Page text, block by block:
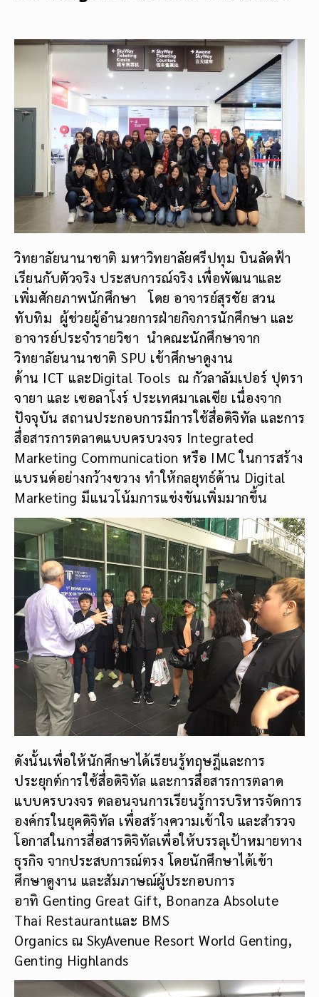
วิทยาลัยนานาชาติ มหาวิทยาลัยศรีปทุม บินลัดฟ้า
เรียนกับตัวจริง ประสบการณ์จริง เพื่อพัฒนาและ
เพิ่มศักยภาพนักศึกษา โดย อาจารย์สุรชัย สวน
ทับทิม ผู้ช่วยผู้อำนวยการฝ่ายกิจการนักศึกษา และ
อาจารย์ประจำรายวิชา นำคณะนักศึกษาจาก
วิทยาลัยนานาชาติ SPU เข้าศึกษาดูงาน
ด้าน ICT และDigital Tools ณ กัวลาลัมเปอร์ ปุตรา
จายา และ เซอลาโงร์ ประเทศมาเลเซีย เนื่องจาก
ปัจจุบัน สถานประกอบการมีการใช้สื่อดิจิทัล และการ
สื่อสารการตลาดแบบครบวงจร Integrated
Marketing Communication หรือ IMC ในการสร้าง
แบรนด์อย่างกว้างขวาง ทำให้กลยุทธ์ด้าน Digital
Marketing มีแนวโน้มการแข่งขันเพิ่มมากขึ้น
ดังนั้นเพื่อให้นักศึกษาได้เรียนรู้ทฤษฎีและการ
ประยุกต์การใช้สื่อดิจิทัล และการสื่อสารการตลาด
แบบครบวงจร ตลอนจนการเรียนรู้การบริหารจัดการ
องค์กรในยุคดิจิทัล เพื่อสร้างความเข้าใจ และสำรวจ
โอกาสในการสื่อสารดิจิทัลเพื่อให้บรรลุเป้าหมายทาง
ธุรกิจ จากประสบการณ์ตรง โดยนักศึกษาได้เข้า
ศึกษาดูงาน และสัมภาษณ์ผู้ประกอบการ
อาทิ Genting Great Gift, Bonanza Absolute
Thai Restaurantและ BMS
Organics ณ SkyAvenue Resort World Genting,
Genting Highlands